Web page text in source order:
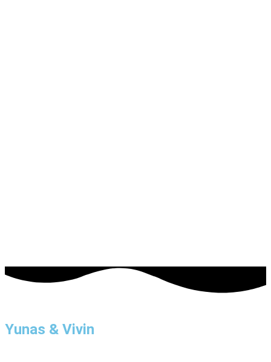
Yunas & Vivin